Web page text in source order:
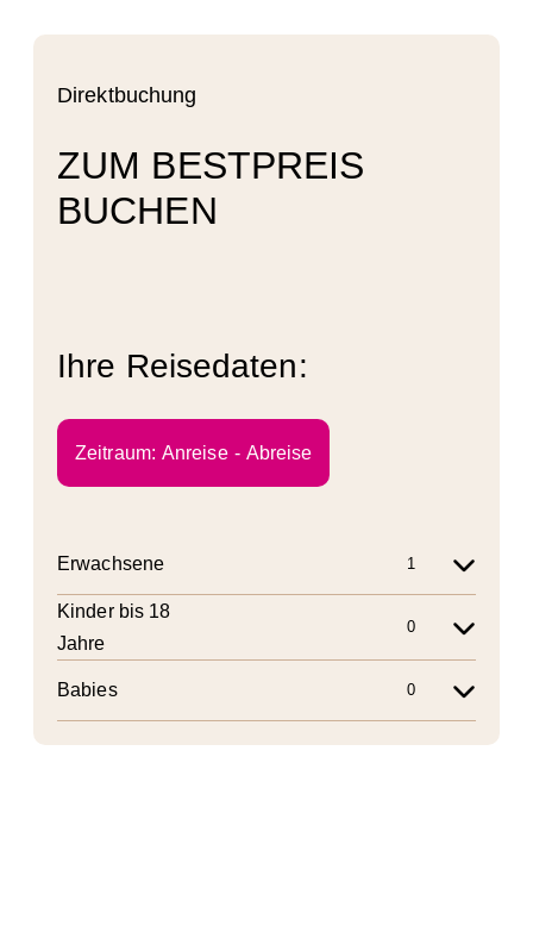
Direktbuchung
ZUM BESTPREIS
BUCHEN
Ihre Reisedaten:
Zeitraum: Anreise Abreise
Erwachsene
Kinder bis 18
Jahre
Babies